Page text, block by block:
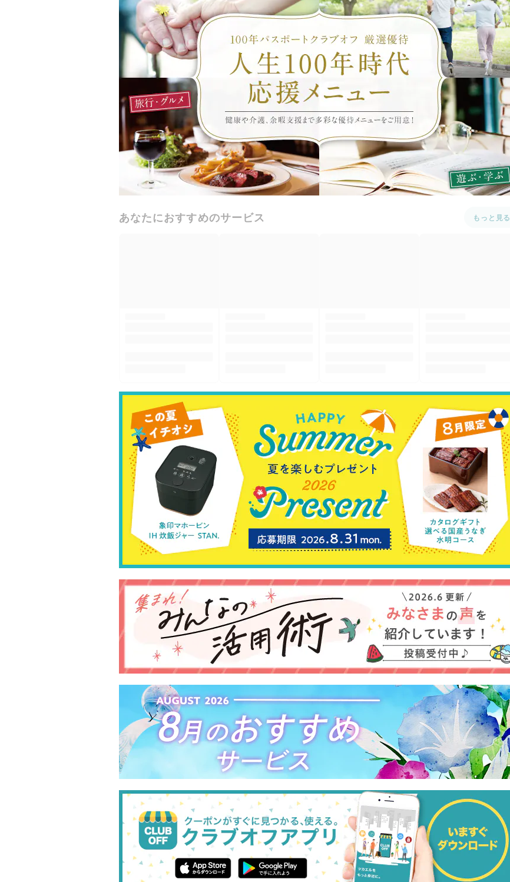
あなたにおすすめのサービス もっと見る
AIが厳選したおすすめ商品や
閲覧履歴、ランキングなどが表示されます
ログインする
※新規入会の方は、おすすめ等のデータが反映されるまで最大1日程度かかります。